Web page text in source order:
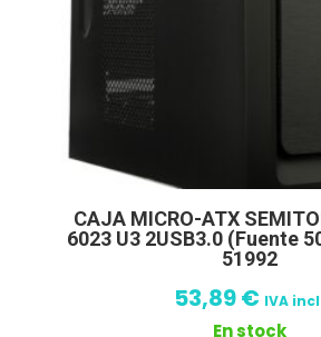
CAJA MICRO-ATX
6023 U3 2USB3.0 (Fuente
51992
53,89€ IVA
En stock